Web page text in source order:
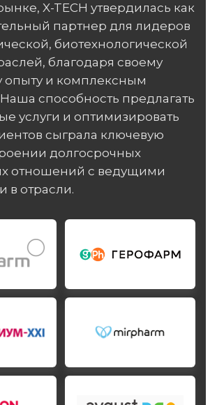
X-TECH утвердилась как
партнер для лидеров
биотехнологической
благодаря своему
и комплексным
способность предлагать
услуги и оптимизировать
сыграла ключевую
долгосрочных
отношений с ведущими
в отрасли.